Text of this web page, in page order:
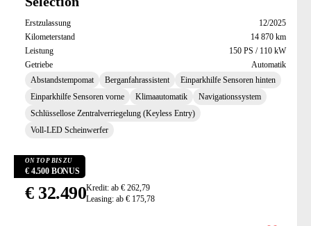
Erstzulassung
12/2025
Kilometerstand
14 870 km
Leistung
150 PS / 110 kW
Getriebe
Automatik
Abstandstempomat
Berganfahrassistent
Einparkhilfe Sensoren hinten
Einparkhilfe Sensoren vorne
Klimaautomatik
Navigationssystem
Schlüssellose Zentralverriegelung (Keyless Entry)
Voll-LED Scheinwerfer
ON TOP BIS ZU
€ 4.500 BONUS
€ 32.490Kredit: ab € 262,79
Leasing: ab € 175,78